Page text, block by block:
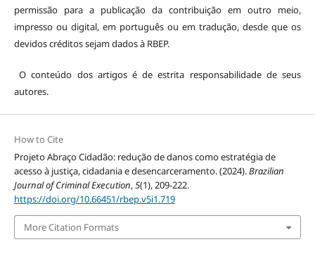
permissão para a publicação da contribuição em outro meio,
impresso ou digital, em português ou em tradução, desde que os
devidos créditos sejam dados à RBEP.
O conteúdo dos artigos é de estrita responsabilidade de seus
autores.
How to Cite
Projeto Abraço Cidadão: redução de danos como estratégia de
acesso à justiça, cidadania e desencarceramento. (2024).Brazilian
Journal of Criminal Execution,5(1), 209-222.
https://doi.org/10.66451/rbep.v5i1.719
More Citation Formats